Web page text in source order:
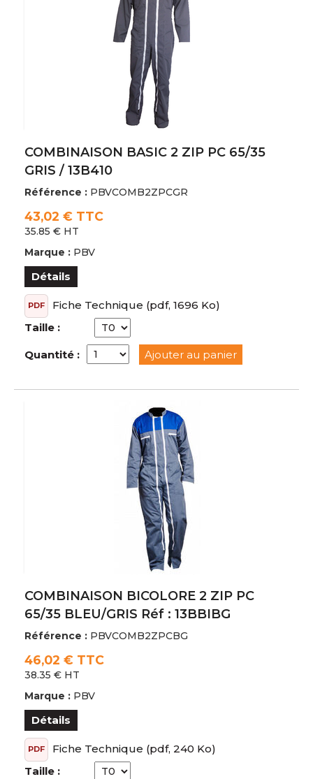
COMBINAISON BASIC 2 ZIP PC 65/35
GRIS / 13B410
Référence : PBVCOMB2ZPCGR
43,02 € TTC
35.85 € HT
Marque : PBV
Détails
PDF Fiche Technique (pdf, 1696 Ko)
Taille :
Quantité : Ajouter au panier
COMBINAISON BICOLORE 2 ZIP PC
65/35 BLEU/GRIS Réf : 13BBIBG
Référence : PBVCOMB2ZPCBG
46,02 € TTC
38.35 € HT
Marque : PBV
Détails
PDF Fiche Technique (pdf, 240 Ko)
Taille :